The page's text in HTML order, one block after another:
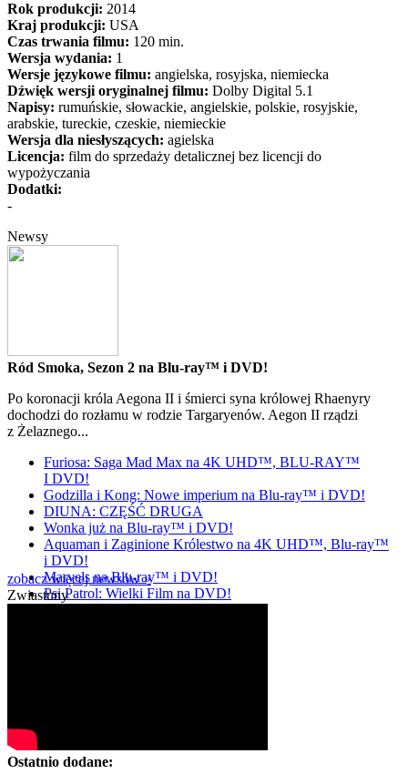
Rok produkcji: 2014
Kraj produkcji: USA
Czas trwania filmu: 120 min.
Wersja wydania: 1
Wersje językowe filmu: angielska, rosyjska, niemiecka
Dźwięk wersji oryginalnej filmu: Dolby Digital 5.1
Napisy: rumuńskie, słowackie, angielskie, polskie, rosyjskie,
arabskie, tureckie, czeskie, niemieckie
Wersja dla niesłyszących: agielska
Licencja: film do sprzedaży detalicznej bez licencji do
wypożyczania
Dodatki:
-
Newsy
Ród Smoka, Sezon 2 na Blu-ray™ i DVD!
Po koronacji króla Aegona II i śmierci syna królowej Rhaenyry
dochodzi do rozłamu w rodzie Targaryenów. Aegon II rządzi
z Żelaznego...
Furiosa: Saga Mad Max na 4K UHD™, BLU-RAY™
I DVD!
Godzilla i Kong: Nowe imperium na Blu-ray™ i DVD!
DIUNA: CZĘŚĆ DRUGA
Wonka już na Blu-ray™ i DVD!
Aquaman i Zaginione Królestwo na 4K UHD™, Blu-ray™
i DVD!
Marvels na Blu-ray™ i DVD!
Psi Patrol: Wielki Film na DVD!
zobacz więcej newsów »
Zwiastuny
Ostatnio dodane: